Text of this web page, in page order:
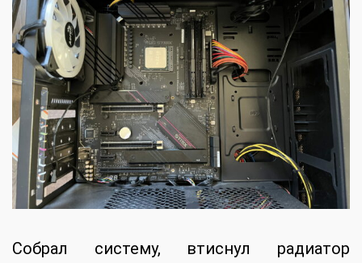
Собрал систему, втиснул радиатор